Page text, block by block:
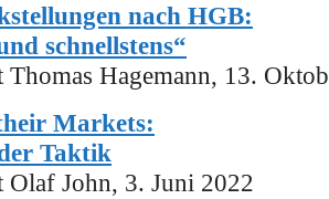
nach HGB:
schnellstens“
Hagemann, 13.
Markets:
Taktik
John, 3. Juni 2022